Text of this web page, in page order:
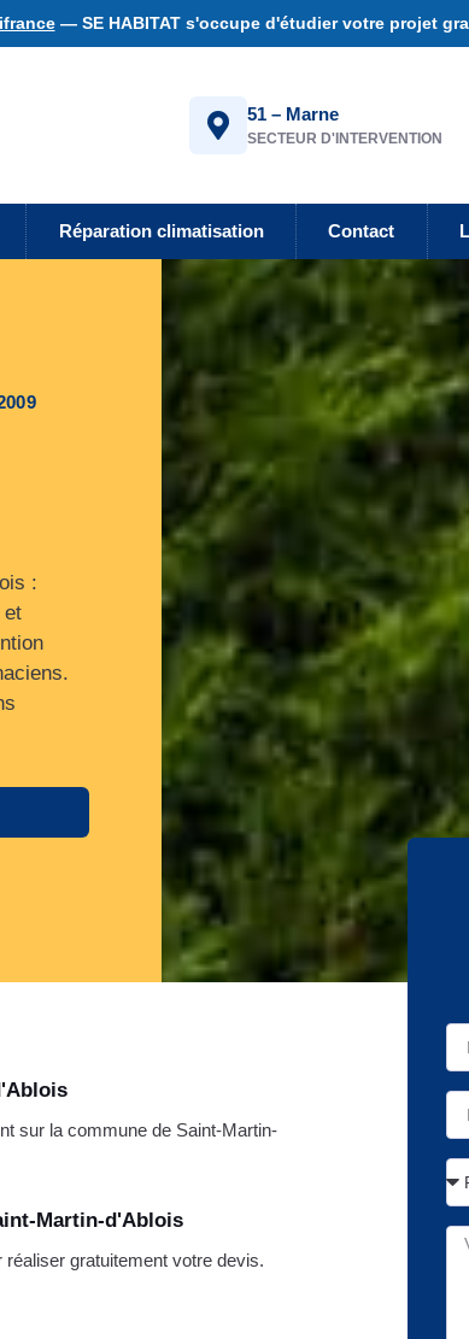
— SE HABITAT s'occupe d'étudier votre projet
51 – Marne
SECTEUR D'INTERVENTION
Réparation climatisation Contact
:
et
sur la commune de Saint-Martin-
Martin-d'Ablois
gratuitement votre devis.